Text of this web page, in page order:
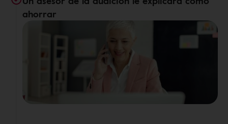
ahorrar